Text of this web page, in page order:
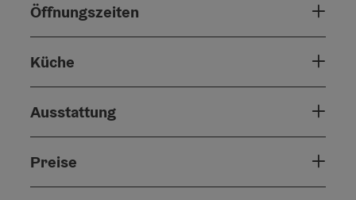
Öffnungszeiten
Küche
Ausstattung
Preise